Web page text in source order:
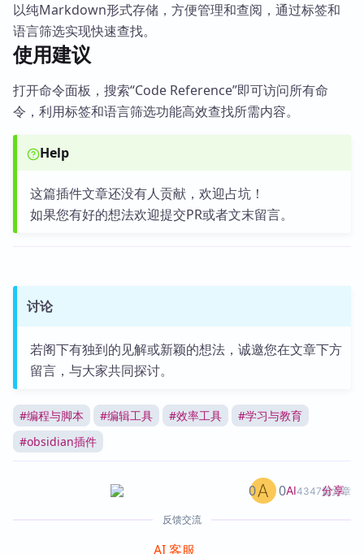
以纯Markdown形式存储，方便管理和查阅，通过标签和
语言筛选实现快速查找。
使用建议
打开命令面板，搜索“Code Reference”即可访问所有命
令，利用标签和语言筛选功能高效查找所需内容。
Help
这篇插件文章还没有人贡献，欢迎占坑！
如果您有好的想法欢迎提交PR或者文末留言。
讨论
若阁下有独到的见解或新颖的想法，诚邀您在文章下方
留言，与大家共同探讨。
#编程与脚本 #编辑工具 #效率工具 #学习与教育
#obsidian插件
AI4347篇文章
0 0 分享
反馈交流
AI 客服